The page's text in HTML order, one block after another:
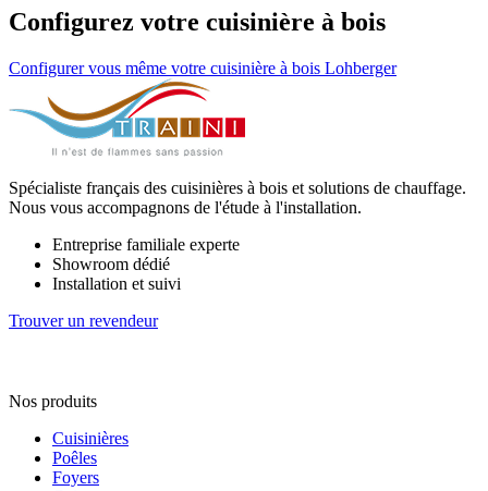
Configurez votre cuisinière à bois
Configurer vous même votre cuisinière à bois Lohberger
Spécialiste français des cuisinières à bois et solutions de chauffage.
Nous vous accompagnons de l'étude à l'installation.
Entreprise familiale experte
Showroom dédié
Installation et suivi
Trouver un revendeur
Nos produits
Cuisinières
Poêles
Foyers